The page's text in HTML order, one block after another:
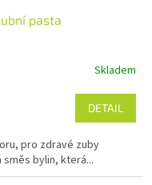
pasta
Skladem
DETAIL
pro zdravé zuby
směs bylin, která...